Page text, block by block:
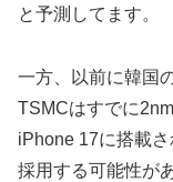
と予測してます。
一方、以前に韓国
TSMCはすでに
iPhone 17に搭載
採用する可能性が